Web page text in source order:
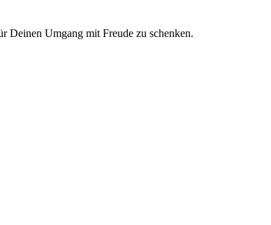
Deinen Umgang mit Freude zu schenken.